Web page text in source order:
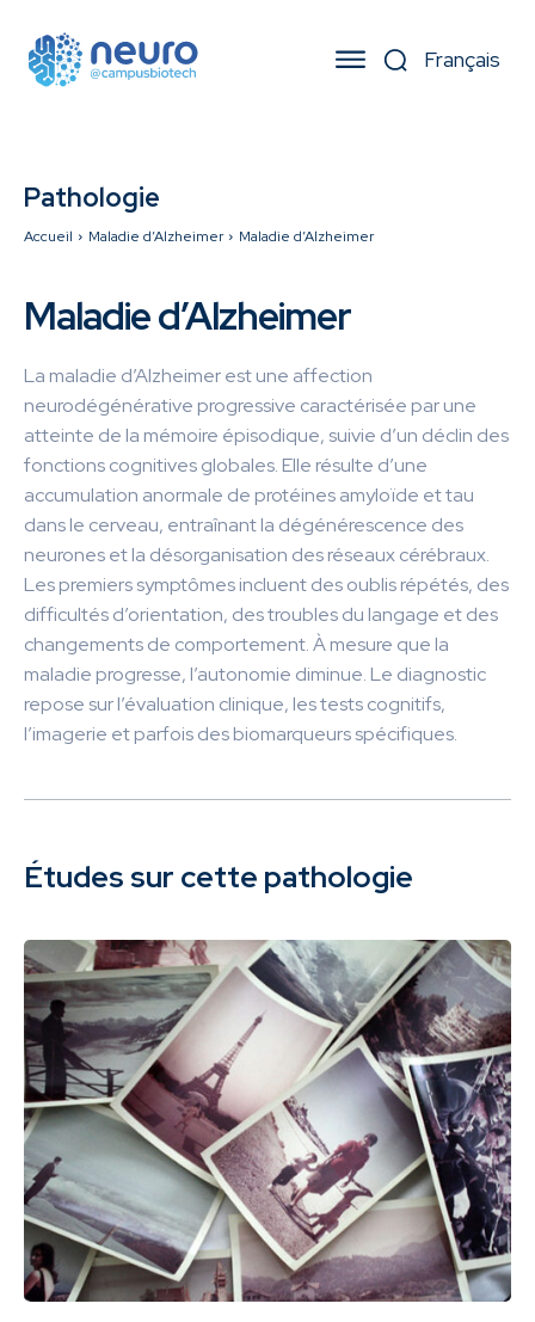
Pathologie
Accueil Maladie d’Alzheimer Maladie d’Alzheimer
Maladie d’Alzheimer
La maladie d’Alzheimer est une affection
neurodégénérative progressive caractérisée par une
atteinte de la mémoire épisodique, suivie d’un déclin des
fonctions cognitives globales. Elle résulte d’une
accumulation anormale de protéines amyloïde et tau
dans le cerveau, entraînant la dégénérescence des
neurones et la désorganisation des réseaux cérébraux.
Les premiers symptômes incluent des oublis répétés, des
difficultés d’orientation, des troubles du langage et des
changements de comportement. À mesure que la
maladie progresse, l’autonomie diminue. Le diagnostic
repose sur l’évaluation clinique, les tests cognitifs,
l’imagerie et parfois des biomarqueurs spécifiques.
Études sur cette pathologie